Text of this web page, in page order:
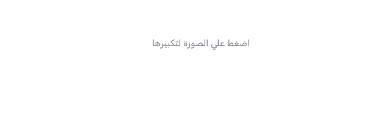
اضغط علي الصورة لتكبيرها